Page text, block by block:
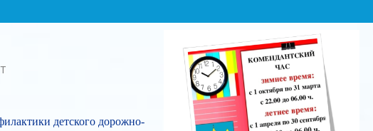
детского дорожно-